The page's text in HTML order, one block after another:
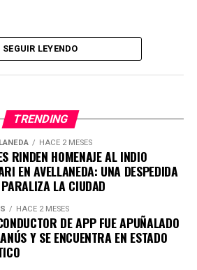
o industrial en lugar de agua
sobre eutanasia y
que consiste en la administración
por parte de un profesional de la
asistida voluntaria, donde la
el medicamento recetado
SEGUIR LEYENDO
TRENDING
HACE 2 MESES
RINDEN HOMENAJE AL INDIO
EN AVELLANEDA: UNA DESPEDIDA
PARALIZA LA CIUDAD
HACE 2 MESES
DE APP FUE APUÑALADO
Y SE ENCUENTRA EN ESTADO